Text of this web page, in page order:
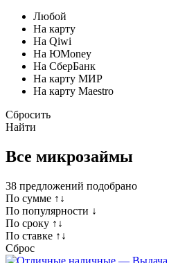
Любой
На карту
На Qiwi
На ЮMoney
На СберБанк
На карту МИР
На карту Maestro
Сбросить
Найти
Все микрозаймы
38 предложений подобрано
По сумме ↑↓
По популярности ↓
По сроку ↑↓
По ставке ↑↓
Сброс